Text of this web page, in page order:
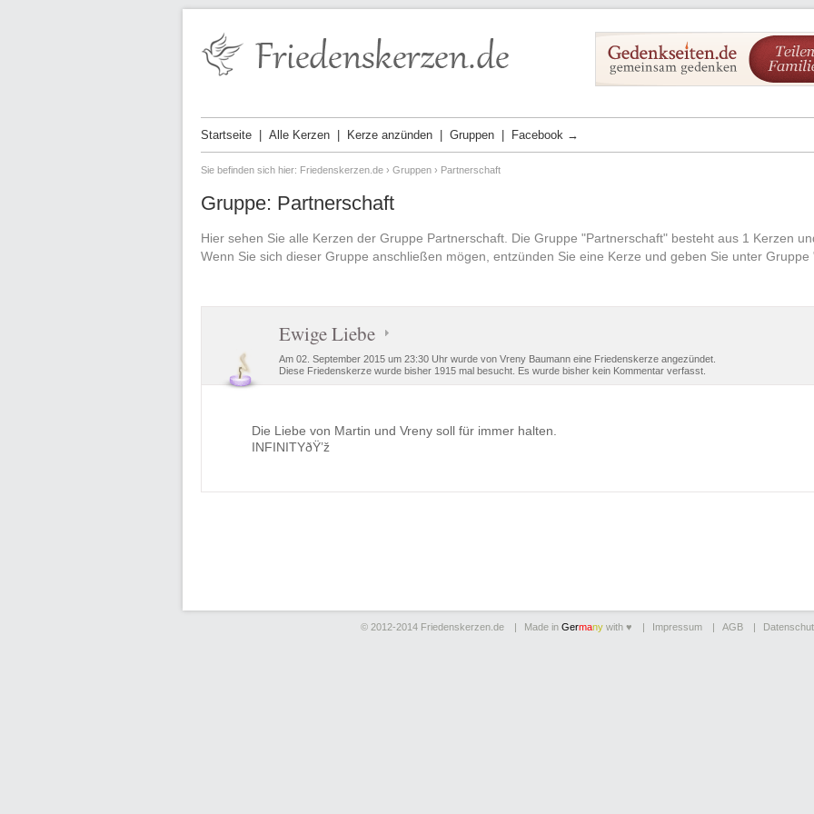
Startseite Alle Kerzen Kerze anzünden Gruppen Facebook →
Sie befinden sich hier: Friedenskerzen.de › Gruppen › Partnerschaft
Gruppe: Partnerschaft
Hier sehen Sie alle Kerzen der Gruppe Partnerschaft. Die Gruppe "Partnerschaft" besteht aus 1 Kerzen
Wenn Sie sich dieser Gruppe anschließen mögen, entzünden Sie eine Kerze und geben Sie unter Gruppe
Ewige Liebe
Am 02. September 2015 um 23:30 Uhr wurde von Vreny Baumann eine Friedenskerze angezündet.
Diese Friedenskerze wurde bisher 1915 mal besucht. Es wurde bisher kein Kommentar verfasst.
Die Liebe von Martin und Vreny soll für immer halten.
INFINITYðŸ’ž
© 2012-2014 Friedenskerzen.de Made in Germanywith ♥ Impressum AGB